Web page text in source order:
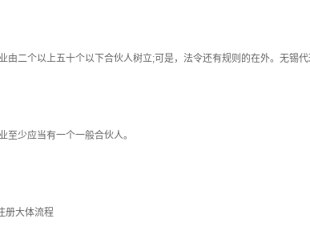
由二个以上五十个以下合伙人树立;可是，法令还有规则的在外。无锡
至少应当有一个一般合伙人。
册大体流程